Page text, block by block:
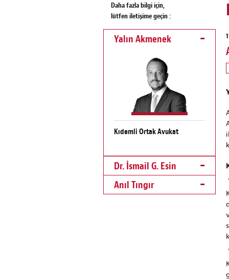
Daha fazla bilgi için,
lütfen iletişime geçin :
Yalın Akmenek
Kıdemli Ortak Avukat
Dr. İsmail G. Esin
Anıl Tıngır